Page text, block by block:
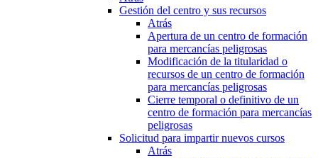
Gestión del centro y sus recursos
Atrás
Apertura de un centro de formación
para mercancías peligrosas
Modificación de la titularidad o
recursos de un centro de formación
para mercancías peligrosas
Cierre temporal o definitivo de un
centro de formación para mercancías
peligrosas
Solicitud para impartir nuevos cursos
Atrás